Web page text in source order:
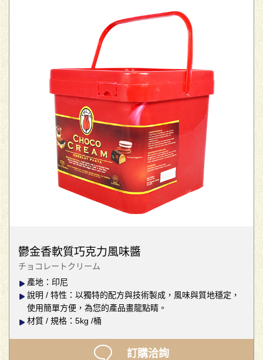
鬱金香軟質巧克力風味醬
チョコレートクリーム
產地：印尼
說明 / 特性：以獨特的配方與技術製成，風味與質地穩定，
使用簡單方便，為您的產品畫龍點睛。
材質 / 規格：5kg /桶
訂購洽詢